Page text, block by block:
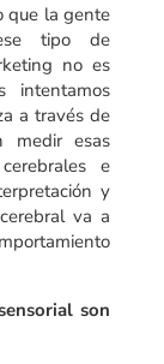
que la gente
tipo de
no es
intentamos
a través de
medir esas
e
y
va a
son